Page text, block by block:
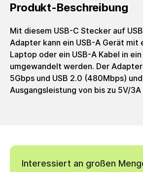
Produkt-Beschreibung
Mit diesem USB-C Stecker auf
Adapter kann ein USB-A Gerät mit
Laptop oder ein USB-A Kabel in
umgewandelt werden. Der
5Gbps und USB 2.0 (480Mbps)
Ausgangsleistung von bis zu 5V/
Interessiert an großen